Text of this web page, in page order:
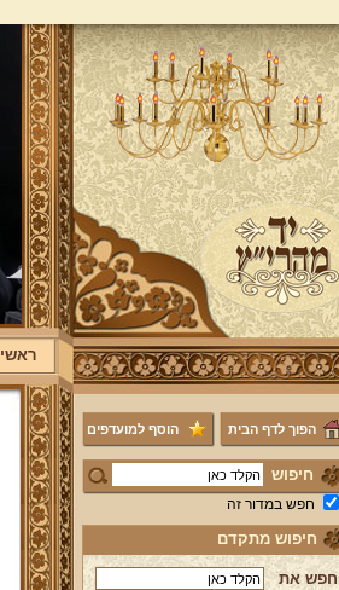
ראשי
הפוך לדף הבית הוסף למועדפים
חיפוש
חפש במדור זה
חיפוש מתקדם
חפש את